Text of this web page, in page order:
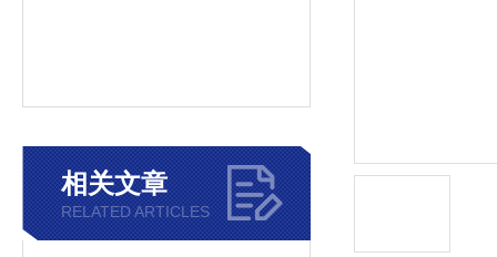
相关文章
RELATED ARTICLES